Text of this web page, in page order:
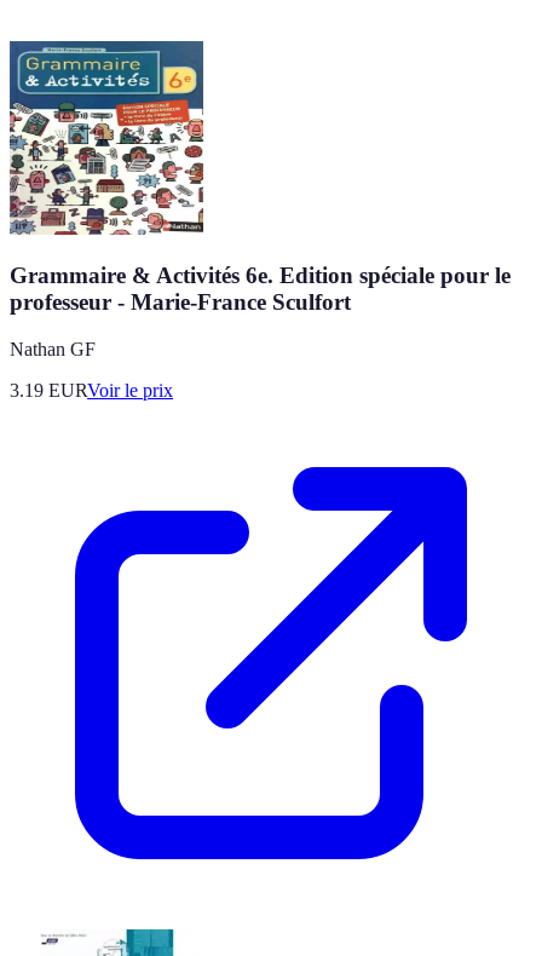
Grammaire & Activités 6e. Edition spéciale pour le
professeur - Marie-France Sculfort
Nathan GF
3.19 EURVoir le prix